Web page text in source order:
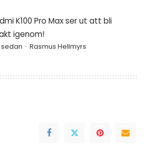
K100 Pro Max ser ut att bli
igenom!
Rasmus Hellmyrs